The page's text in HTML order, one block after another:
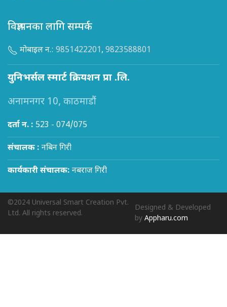
विज्ञापनका लागि सम्पर्क
मोबाइल न.: 9851422201, 9823588801
युनिभर्सल स्मार्ट क्रियशन प्रा .लि.
अनामनगर 10, काठमाडौं
दर्ता न. : 523 - 074/075
संचालक : नबिन गिरी
कार्यकारी संचालक: नबराज गिरी
©2024 Universal Smart Creation Pvt.
Ltd. All rights reserved.
Designed & Developed
byAppharu.com